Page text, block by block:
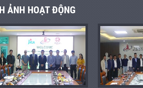
ẢNH HOẠT ĐỘNG